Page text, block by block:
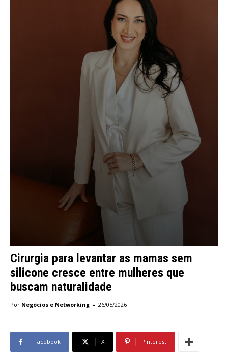
Cirurgia para levantar as mamas sem
silicone cresce entre mulheres que
buscam naturalidade
Por Negócios e Networking - 26/05/2026
Facebook X Pinterest